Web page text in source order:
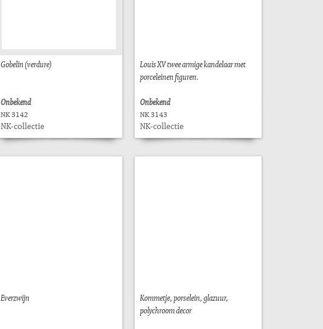
Gobelin (verdure)
Onbekend
NK 3142
NK-collectie
Louis XV twee armige kandelaar met
porceleinen figuren.
Onbekend
NK 3143
NK-collectie
Everzwijn
Kommetje, porselein, glazuur,
polychroom decor